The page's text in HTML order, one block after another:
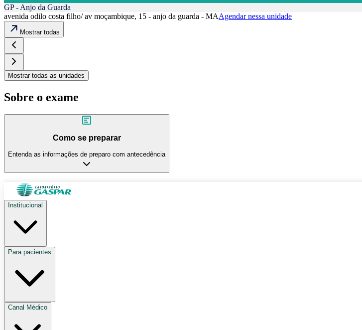
GP - Anjo da Guarda
avenida odilo costa filho/ av moçambique, 15 - anjo da guarda - MAAgendar nessa unidade
Mostrar todas
Mostrar todas as unidades
Sobre o exame
Como se preparar
Entenda as informações de preparo com antecedência
Institucional
Para pacientes
Canal Médico